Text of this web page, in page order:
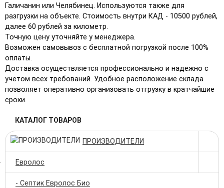
Галичанин или Челябинец. Используются также для
разгрузки на объекте. Стоимость внутри КАД - 10500 рублей,
далее 60 рублей за километр.
Точную цену уточняйте у менеджера.
Возможен самовывоз с бесплатной погрузкой после 100%
оплаты.
Доставка осуществляется профессионально и надежно с
учетом всех требований. Удобное расположение склада
позволяет оперативно организовать отгрузку в кратчайшие
сроки.
КАТАЛОГ ТОВАРОВ
ПРОИЗВОДИТЕЛИ
Евролос
- Септик Евролос Био